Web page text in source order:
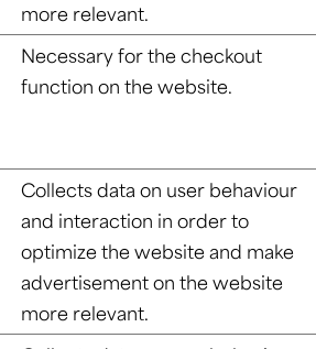
more relevant.
Necessary for the checkout
function on the website.
Collects data on user behaviour
and interaction in order to
optimize the website and make
advertisement on the website
more relevant.